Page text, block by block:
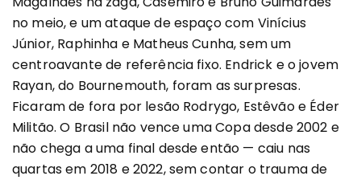
no meio, e um ataque de espaço com Vinícius
Júnior, Raphinha e Matheus Cunha, sem um
centroavante de referência fixo. Endrick e o jovem
Rayan, do Bournemouth, foram as surpresas.
Ficaram de fora por lesão Rodrygo, Estêvão e Éder
Militão. O Brasil não vence uma Copa desde 2002 e
não chega a uma final desde então — caiu nas
quartas em 2018 e 2022, sem contar o trauma de